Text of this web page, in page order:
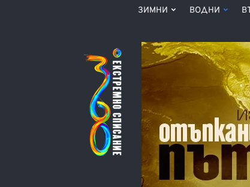
ЗИМНИ ВОДНИ
Списание
360°